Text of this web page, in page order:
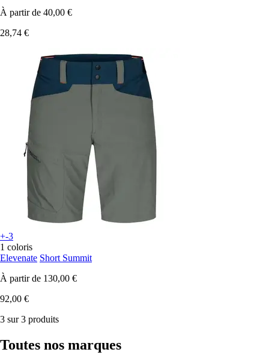
À partir de 40,00 €
28,74 €
+-3
1 coloris
Elevenate Short Summit
À partir de 130,00 €
92,00 €
3 sur 3 produits
Toutes nos marques